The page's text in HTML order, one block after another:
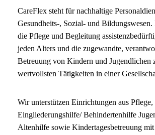
CareFlex steht für nachhaltige
Gesundheits-, Sozial- und Bildungswesen.
die Pflege und Begleitung
jeden Alters und die zugewandte,
Betreuung von Kindern und Jugendlichen
wertvollsten Tätigkeiten in einer
Wir unterstützen Einrichtungen aus Pflege,
Eingliederungshilfe/ Behindertenhilfe
Altenhilfe sowie Kindertagesbetreuung